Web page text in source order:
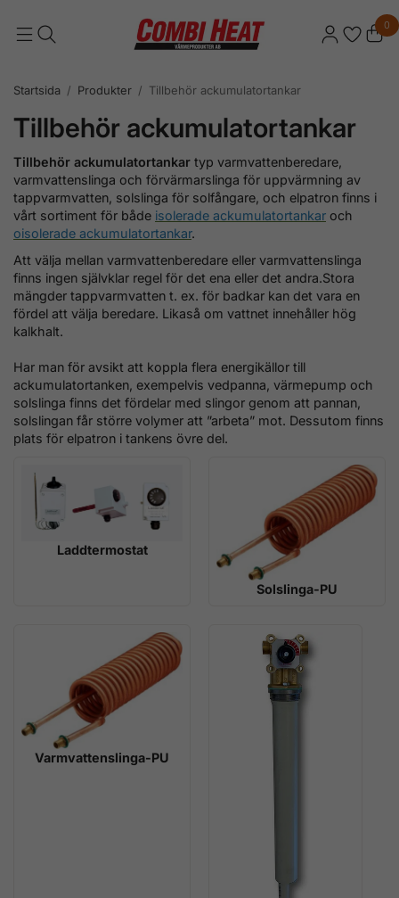
0
Startsida / Produkter / Tillbehör ackumulatortankar
Tillbehör ackumulatortankar
Tillbehör ackumulatortankar typ varmvattenberedare,
varmvattenslinga och förvärmarslinga för uppvärmning av
tappvarmvatten, solslinga för solfångare, och elpatron finns i
vårt sortiment för både isolerade ackumulatortankar och
oisolerade ackumulatortankar.
Att välja mellan varmvattenberedare eller varmvattenslinga
finns ingen självklar regel för det ena eller det andra.Stora
mängder tappvarmvatten t. ex. för badkar kan det vara en
fördel att välja beredare. Likaså om vattnet innehåller hög
kalkhalt.
Har man för avsikt att koppla flera energikällor till
ackumulatortanken, exempelvis vedpanna, värmepump och
solslinga finns det fördelar med slingor genom att pannan,
solslingan får större volymer att ”arbeta” mot. Dessutom finns
plats för elpatron i tankens övre del.
Laddtermostat
Solslinga-PU
Varmvattenslinga-PU